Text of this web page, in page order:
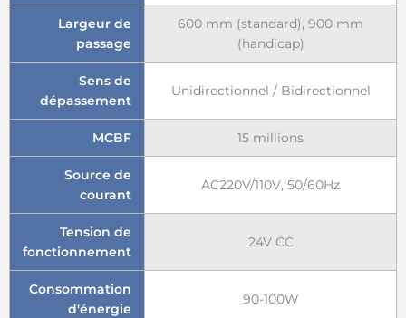
Largeur de
passage
600 mm (standard), 900 mm
(handicap)
Sens de
dépassement
Unidirectionnel / Bidirectionnel
MCBF 15 millions
Source de
courant
AC220V/110V, 50/60Hz
Tension de
fonctionnement
24V CC
Consommation
d'énergie
90-100W